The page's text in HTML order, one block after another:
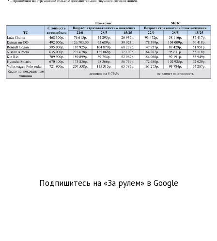
Подпишитесь на «За рулем» в Google